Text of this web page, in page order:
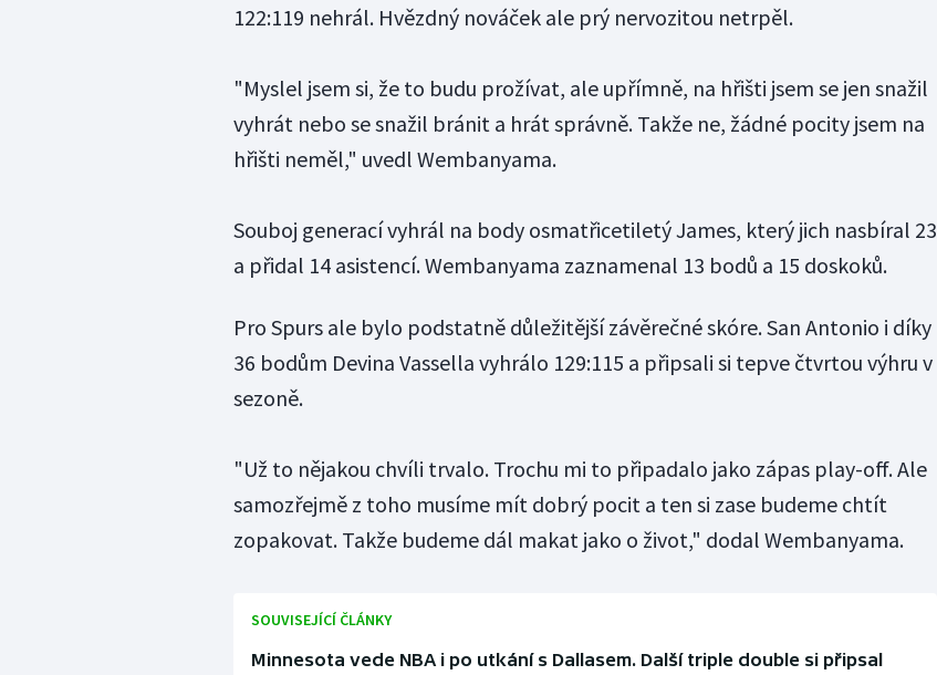
122:119 nehrál. Hvězdný nováček ale prý nervozitou netrpěl.
"Myslel jsem si, že to budu prožívat, ale upřímně, na hřišti jsem se jen snažil
vyhrát nebo se snažil bránit a hrát správně. Takže ne, žádné pocity jsem na
hřišti neměl," uvedl Wembanyama.
Souboj generací vyhrál na body osmatřicetiletý James, který jich nasbíral 23
a přidal 14 asistencí. Wembanyama zaznamenal 13 bodů a 15 doskoků.
Pro Spurs ale bylo podstatně důležitější závěrečné skóre. San Antonio i díky
36 bodům Devina Vassella vyhrálo 129:115 a připsali si tepve čtvrtou výhru v
sezoně.
"Už to nějakou chvíli trvalo. Trochu mi to připadalo jako zápas play-off. Ale
samozřejmě z toho musíme mít dobrý pocit a ten si zase budeme chtít
zopakovat. Takže budeme dál makat jako o život," dodal Wembanyama.
SOUVISEJÍCÍ ČLÁNKY
Minnesota vede NBA i po utkání s Dallasem. Další triple double si připsal